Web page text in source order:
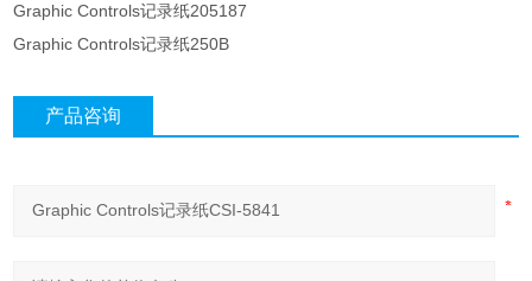
Graphic Controls记录纸205187
Graphic Controls记录纸250B
产品咨询